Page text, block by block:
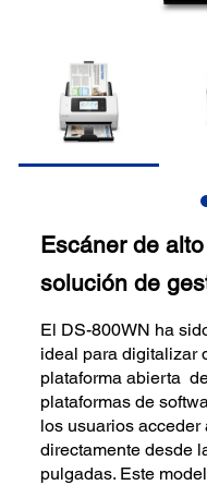
Escáner de
solución de
El DS-800WN ha
ideal para digitalizar
plataforma abierta
plataformas de
los usuarios
directamente desde
pulgadas. Este